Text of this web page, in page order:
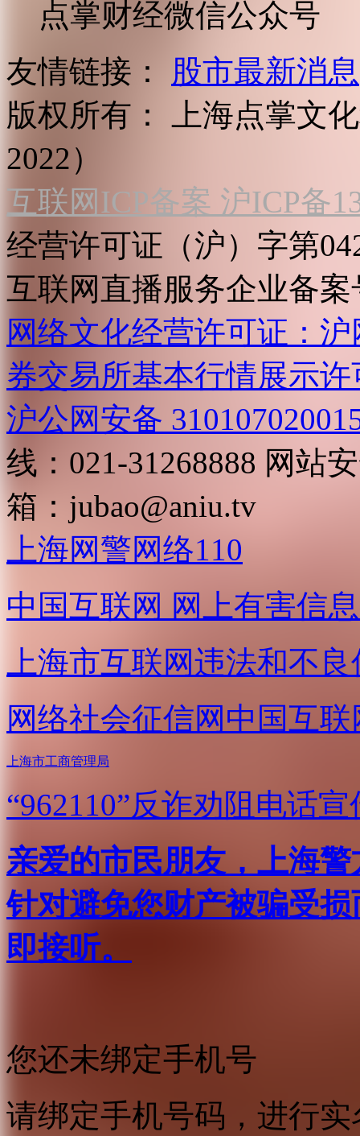
点掌财经微信公众号
友情链接：
股市最新消息
版权所有：
上海点掌文
2022）
互联网ICP备案 沪ICP备
经营许可证（沪）字第
互联网直播服务企业备案
网络文化经营许可证：
券交易所基本行情展示许
沪公网安备
线：021-31268888 网站
箱： jubao@aniu.tv
上海网警网络110
中国互联网 网上有害信
上海市互联网违法和不
网络社会征信网 中国互
上海市工商管理局
“962110”反诈劝阻电话宣
亲爱的市民朋友，上海
针对避免您财产被骗受
即接听。
您还未绑定手机号
请绑定手机号码，进行